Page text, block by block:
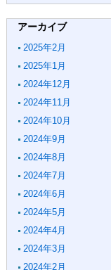
アーカイブ
2025年2月
2025年1月
2024年12月
2024年11月
2024年10月
2024年9月
2024年8月
2024年7月
2024年6月
2024年5月
2024年4月
2024年3月
2024年2月